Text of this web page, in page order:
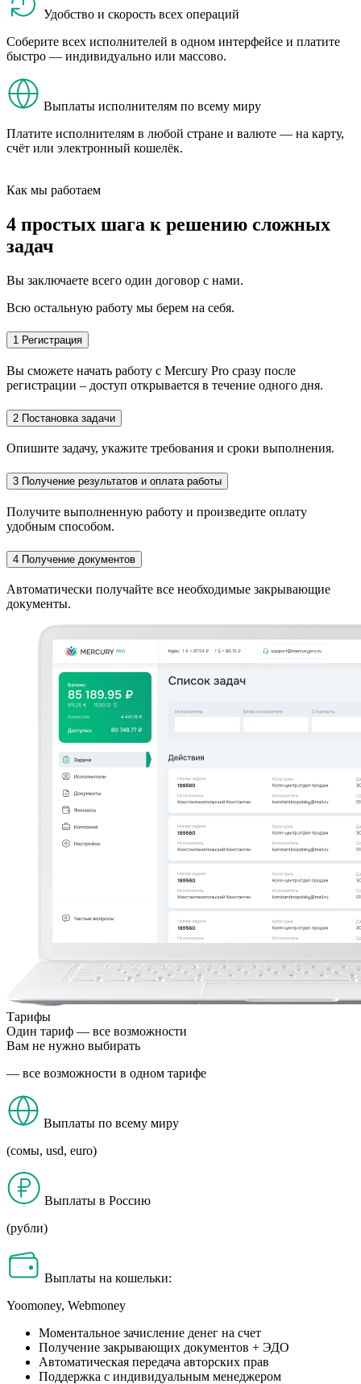
Удобство и скорость всех операций
Соберите всех исполнителей в одном интерфейсе и платите
быстро — индивидуально или массово.
Выплаты исполнителям по всему миру
Платите исполнителям в любой стране и валюте — на карту,
счёт или электронный кошелёк.
Как мы работаем
4 простых шага к решению сложных
задач
Вы заключаете всего один договор с нами.
Всю остальную работу мы берем на себя.
1 Регистрация
Вы сможете начать работу с Mercury Pro сразу после
регистрации – доступ открывается в течение одного дня.
2 Постановка задачи
Опишите задачу, укажите требования и сроки выполнения.
3 Получение результатов и оплата работы
Получите выполненную работу и произведите оплату
удобным способом.
4 Получение документов
Автоматически получайте все необходимые закрывающие
документы.
Тарифы
Один тариф — все возможности
Вам не нужно выбирать
— все возможности в одном тарифе
Выплаты по всему миру
(сомы, usd, euro)
Выплаты в Россию
(рубли)
Выплаты на кошельки:
Yoomoney, Webmoney
Моментальное зачисление денег на счет
Получение закрывающих документов + ЭДО
Автоматическая передача авторских прав
Поддержка с индивидуальным менеджером